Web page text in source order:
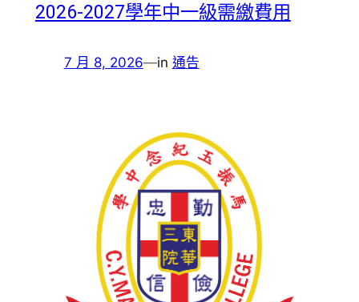
2026-2027學年中一級需繳費用
7 月 8, 2026—in 通告